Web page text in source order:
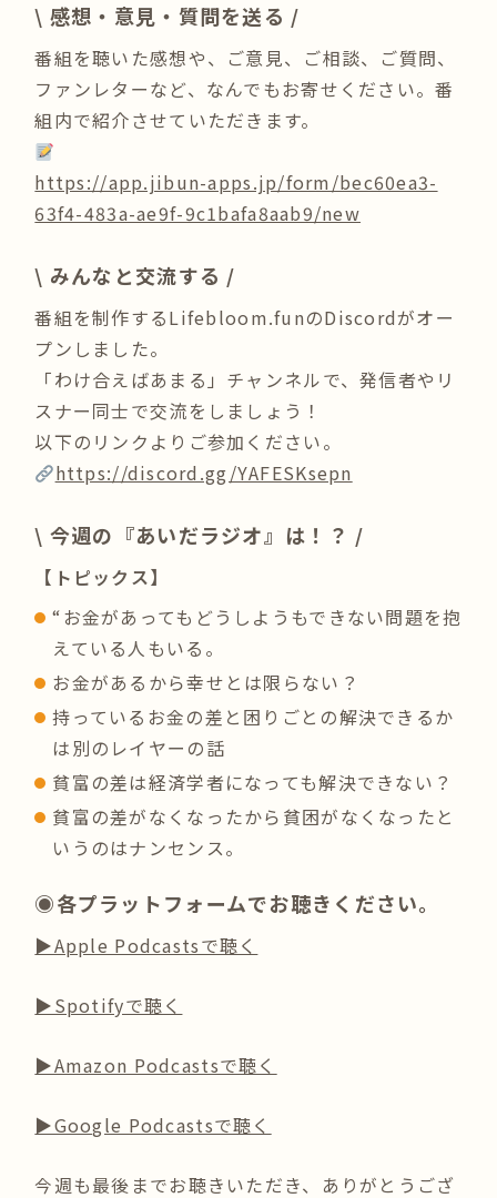
\ 感想・意見・質問を送る /
番組を聴いた感想や、ご意見、ご相談、ご質問、
ファンレターなど、なんでもお寄せください。番
組内で紹介させていただきます。
https://app.jibun-apps.jp/form/bec60ea3-
63f4-483a-ae9f-9c1bafa8aab9/new
\ みんなと交流する /
番組を制作するLifebloom.funのDiscordがオー
プンしました。
「わけ合えばあまる」チャンネルで、発信者やリ
スナー同士で交流をしましょう！
以下のリンクよりご参加ください。
https://discord.gg/YAFESKsepn
\ 今週の『あいだラジオ』は！？ /
【トピックス】
“お金があってもどうしようもできない問題を抱
えている人もいる。
お金があるから幸せとは限らない？
持っているお金の差と困りごとの解決できるか
は別のレイヤーの話
貧富の差は経済学者になっても解決できない？
貧富の差がなくなったから貧困がなくなったと
いうのはナンセンス。
◉各プラットフォームでお聴きください。
▶︎Apple Podcastsで聴く
▶︎Spotifyで聴く
▶︎Amazon Podcastsで聴く
▶︎Google Podcastsで聴く
今週も最後までお聴きいただき、ありがとうござ